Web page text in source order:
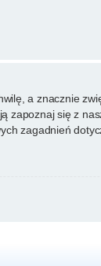
a znacznie
zapoznaj się z
zagadnień